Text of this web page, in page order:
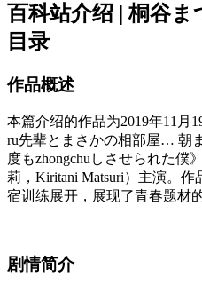
百科站介绍 | 桐谷
目录
作品概述
本篇介绍的作品为2019年11月
ru先辈とまさかの相部屋… 朝
度もzhongchuしさせられた僕
莉，Kiritani Matsuri）主演。
宿训练展开，展现了青春题材
剧情简介